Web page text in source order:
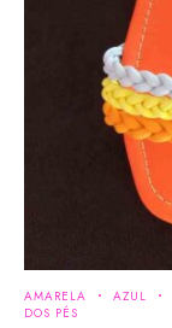
AMARELA AZUL
DOS PÉS